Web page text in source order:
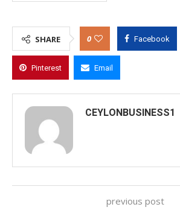
SHARE 0 Facebook
Pinterest Email
CEYLONBUSINESS1
previous post